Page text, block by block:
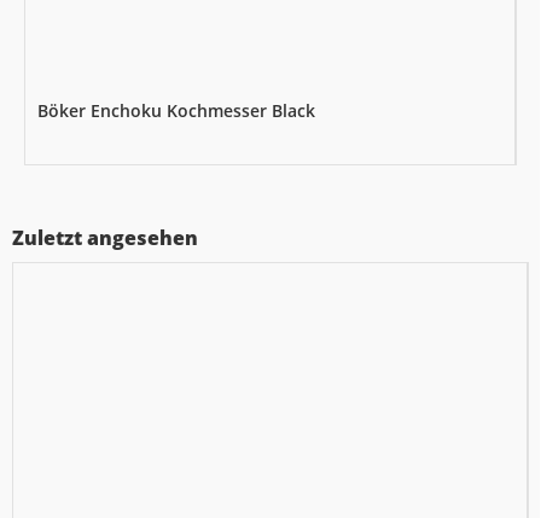
Böker Enchoku Kochmesser Black
Zuletzt angesehen